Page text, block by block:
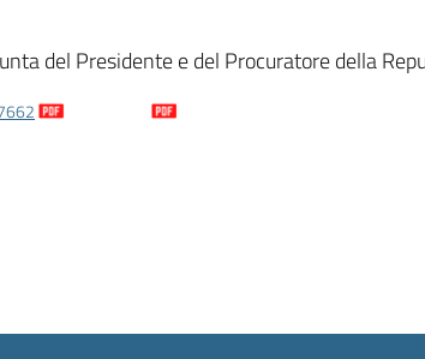
del Presidente e del Procuratore della